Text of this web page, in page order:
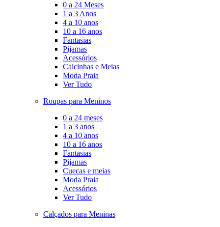
0 a 24 Meses
1 a 3 Anos
4 a 10 anos
10 a 16 anos
Fantasias
Pijamas
Acessórios
Calcinhas e Meias
Moda Praia
Ver Tudo
Roupas para Meninos
0 a 24 meses
1 a 3 anos
4 a 10 anos
10 a 16 anos
Fantasias
Pijamas
Cuecas e meias
Moda Praia
Acessórios
Ver Tudo
Calçados para Meninas